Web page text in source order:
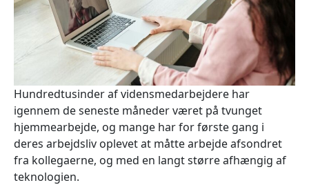
Hundredtusinder af vidensmedarbejdere har
igennem de seneste måneder været på tvunget
hjemmearbejde, og mange har for første gang i
deres arbejdsliv oplevet at måtte arbejde afsondret
fra kollegaerne, og med en langt større afhængig af
teknologien.